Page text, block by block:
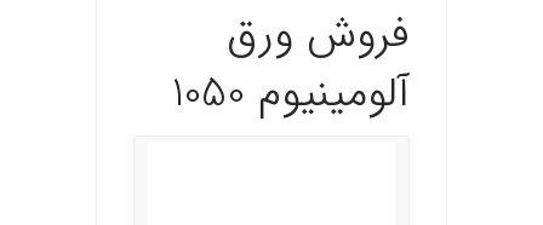
فروش ورق
آلومینیوم 1050